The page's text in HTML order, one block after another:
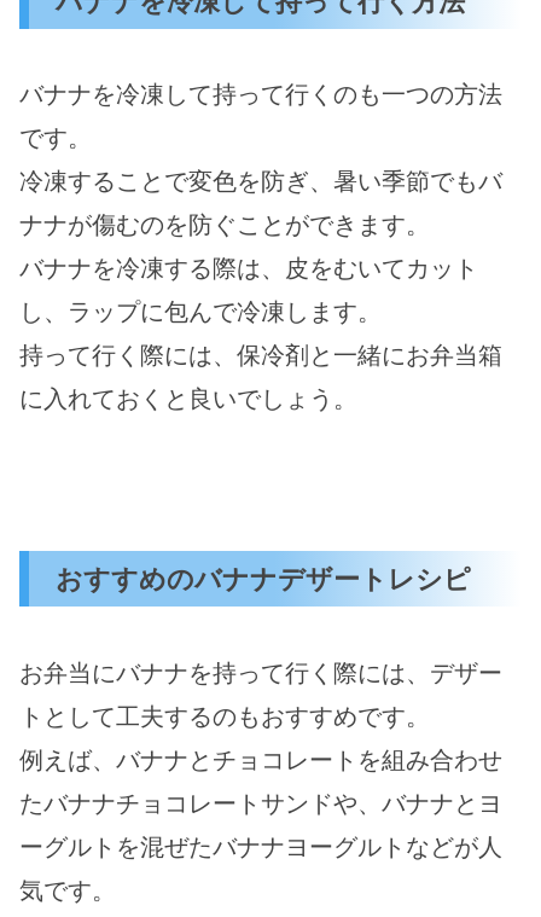
バナナを冷凍して持って行くのも一つの方法
です。
冷凍することで変色を防ぎ、暑い季節でもバ
ナナが傷むのを防ぐことができます。
バナナを冷凍する際は、皮をむいてカット
し、ラップに包んで冷凍します。
持って行く際には、保冷剤と一緒にお弁当箱
に入れておくと良いでしょう。
おすすめのバナナデザートレシピ
お弁当にバナナを持って行く際には、デザー
トとして工夫するのもおすすめです。
例えば、バナナとチョコレートを組み合わせ
たバナナチョコレートサンドや、バナナとヨ
ーグルトを混ぜたバナナヨーグルトなどが人
気です。